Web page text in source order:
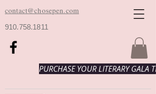
contact@chosepen.com
910.758.1811
PURCHASE YOUR LITERARY GALA